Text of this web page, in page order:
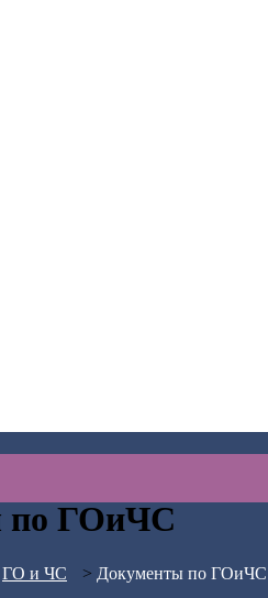
по ГОиЧС
ГО и ЧС > Документы по ГОиЧС